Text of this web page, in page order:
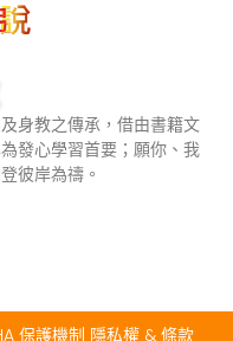
身教之傳承，借由書籍文
發心學習首要；願你、我
彼岸為禱。
保護機制 隱私權 & 條款